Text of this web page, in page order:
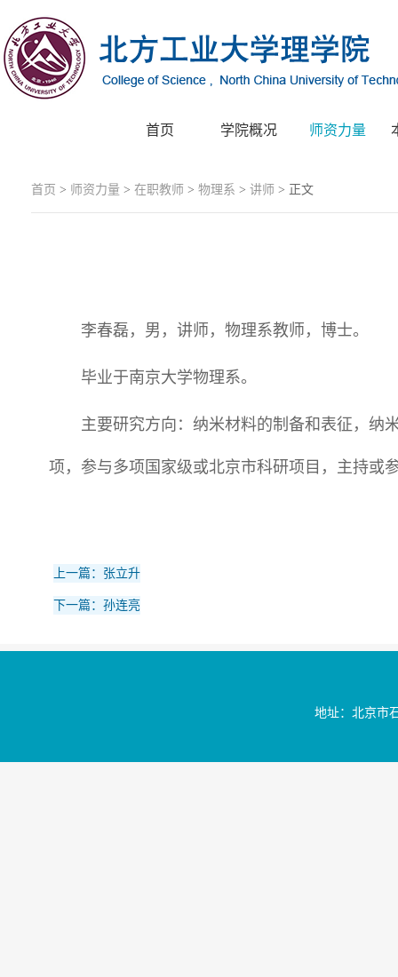
首页 学院概况 师资力量
首页 > 师资力量 > 在职教师 > 物理系 > 讲师 > 正文
李春磊，男，讲师，物理系教师，博士。
毕业于南京大学物理系。
主要研究方向：纳米材料的制备和表征，纳
项，参与多项国家级或北京市科研项目，主持或
上一篇：张立升
下一篇：孙连亮
地址：北京市